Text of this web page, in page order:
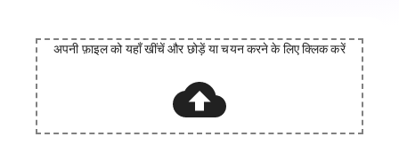
अपनी फ़ाइल को यहाँ खींचें और छोड़ें या चयन करने के लिए क्लिक करें